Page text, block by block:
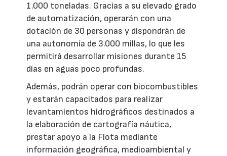
1.000 toneladas. Gracias a su elevado grado
de automatización, operarán con una
dotación de 30 personas y dispondrán de
una autonomía de 3.000 millas, lo que les
permitirá desarrollar misiones durante 15
días en aguas poco profundas.
Además, podrán operar con biocombustibles
y estarán capacitados para realizar
levantamientos hidrográficos destinados a
la elaboración de cartografía náutica,
prestar apoyo a la Flota mediante
información geográfica, medioambiental y